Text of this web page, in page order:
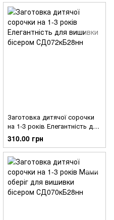
Заготовка дитячої сорочки
на 1-3 років Елегантність для
вишивки бісером
СД072кБ28нн
310.00 грн